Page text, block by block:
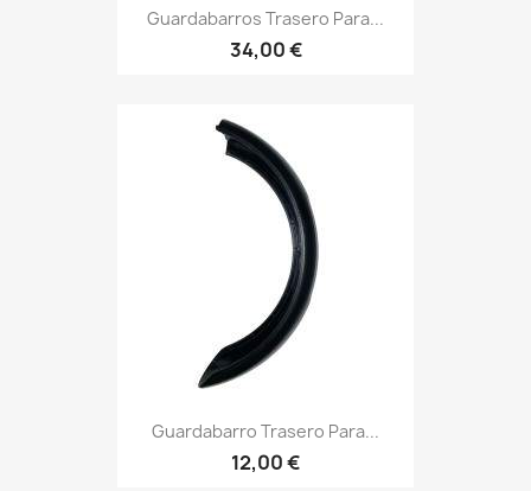
Guardabarros Trasero Para...
34,00 €
Guardabarro Trasero Para...
12,00 €